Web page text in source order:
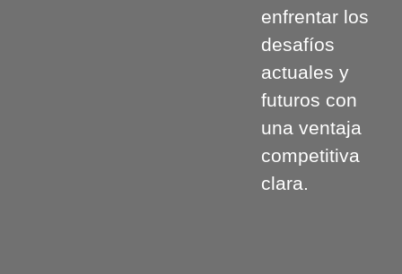
enfrentar los
desafíos
actuales y
futuros con
una ventaja
competitiva
clara.